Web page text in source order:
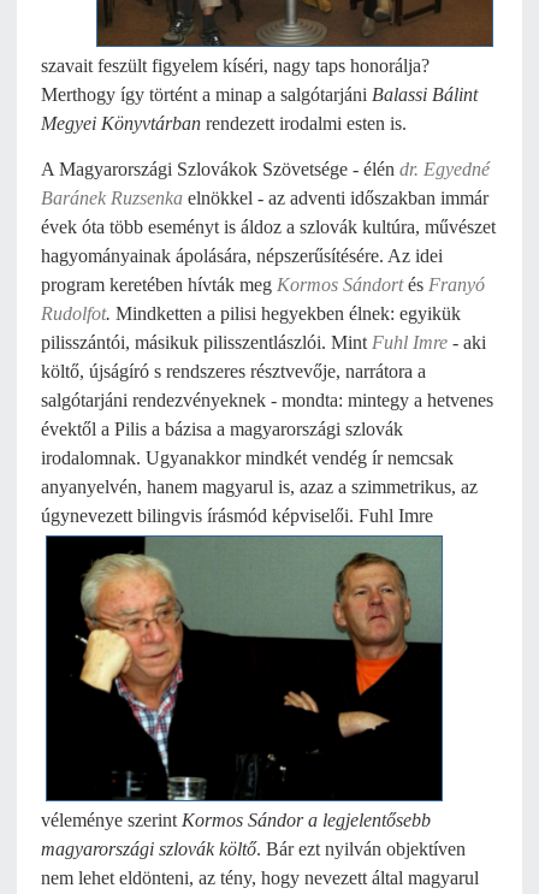
szavait feszült figyelem kíséri, nagy taps honorálja?
Merthogy így történt a minap a salgótarjáni Balassi Bálint
Megyei Könyvtárban rendezett irodalmi esten is.
A Magyarországi Szlovákok Szövetsége - élén dr. Egyedné
Baránek Ruzsenka elnökkel - az adventi időszakban immár
évek óta több eseményt is áldoz a szlovák kultúra, művészet
hagyományainak ápolására, népszerűsítésére. Az idei
program keretében hívták meg Kormos Sándortés Franyó
Rudolfot. Mindketten a pilisi hegyekben élnek: egyikük
pilisszántói, másikuk pilisszentlászlói. Mint Fuhl Imre - aki
költő, újságíró s rendszeres résztvevője, narrátora a
salgótarjáni rendezvényeknek - mondta: mintegy a hetvenes
évektől a Pilis a bázisa a magyarországi szlovák
irodalomnak. Ugyanakkor mindkét vendég ír nemcsak
anyanyelvén, hanem magyarul is, azaz a szimmetrikus, az
úgynevezett bilingvis írásmód képviselői. Fuhl Imre
véleménye szerint Kormos Sándor a legjelentősebb
magyarországi szlovák költő. Bár ezt nyilván objektíven
nem lehet eldönteni, az tény, hogy nevezett által magyarul